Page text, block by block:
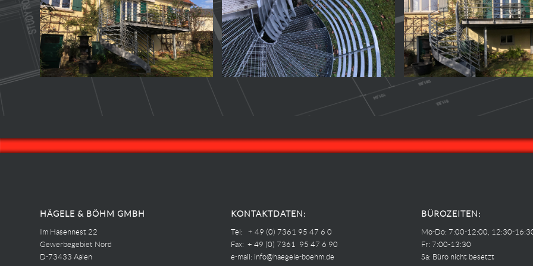
HÄGELE & BÖHM GMBH
Im Hasennest 22
Gewerbegebiet Nord
D-73433 Aalen
KONTAKTDATEN:
Tel: + 49 (0) 7361 95 47 6 0
Fax: + 49 (0) 7361 95 47 6 90
e-mail: info@haegele-boehm.de
BÜROZEITEN:
Mo-Do: 7:00-12:00, 12:30-
Fr: 7:00-13:30
Sa: Büro nicht besetzt